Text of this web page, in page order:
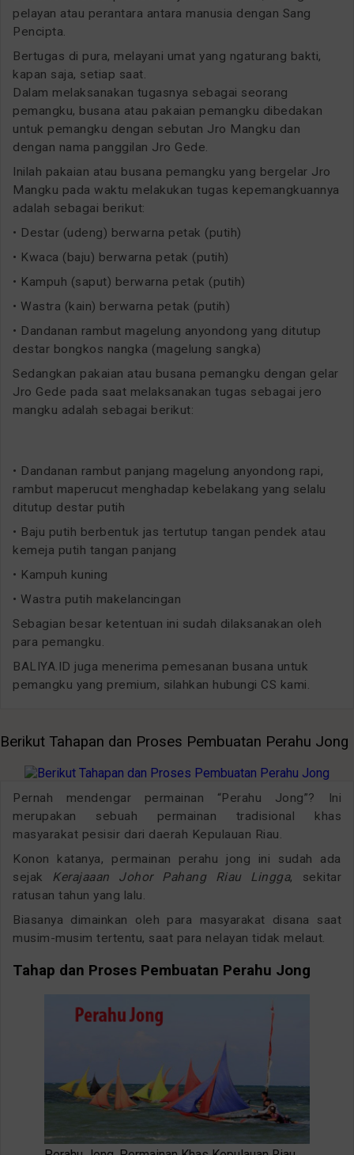
pelayan atau perantara antara manusia dengan Sang
Pencipta.
Bertugas di pura, melayani umat yang ngaturang bakti,
kapan saja, setiap saat.
Dalam melaksanakan tugasnya sebagai seorang
pemangku, busana atau pakaian pemangku dibedakan
untuk pemangku dengan sebutan Jro Mangku dan
dengan nama panggilan Jro Gede.
Inilah pakaian atau busana pemangku yang bergelar Jro
Mangku pada waktu melakukan tugas kepemangkuannya
adalah sebagai berikut:
• Destar (udeng) berwarna petak (putih)
• Kwaca (baju) berwarna petak (putih)
• Kampuh (saput) berwarna petak (putih)
• Wastra (kain) berwarna petak (putih)
• Dandanan rambut magelung anyondong yang ditutup
destar bongkos nangka (magelung sangka)
Sedangkan pakaian atau busana pemangku dengan gelar
Jro Gede pada saat melaksanakan tugas sebagai jero
mangku adalah sebagai berikut:
• Dandanan rambut panjang magelung anyondong rapi,
rambut maperucut menghadap kebelakang yang selalu
ditutup destar putih
• Baju putih berbentuk jas tertutup tangan pendek atau
kemeja putih tangan panjang
• Kampuh kuning
• Wastra putih makelancingan
Sebagian besar ketentuan ini sudah dilaksanakan oleh
para pemangku.
BALIYA.ID juga menerima pemesanan busana untuk
pemangku yang premium, silahkan hubungi CS kami.
Berikut Tahapan dan Proses Pembuatan Perahu Jong
Pernah mendengar permainan “Perahu Jong”? Ini
merupakan sebuah permainan tradisional khas
masyarakat pesisir dari daerah Kepulauan Riau.
Konon katanya, permainan perahu jong ini sudah ada
sejak
Kerajaaan Johor Pahang Riau Lingga, sekitar
ratusan tahun yang lalu.
Biasanya dimainkan oleh para masyarakat disana saat
musim-musim tertentu, saat para nelayan tidak melaut.
Tahap dan Proses Pembuatan Perahu Jong